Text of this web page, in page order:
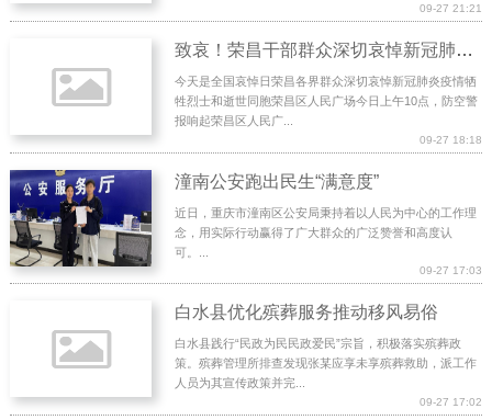
09-27 21:21
致哀！荣昌干部群众深切哀悼新冠肺炎疫情牺牲烈士和逝世同胞
今天是全国哀悼日荣昌各界群众深切哀悼新冠肺炎疫情牺
牲烈士和逝世同胞荣昌区人民广场今日上午10点，防空警
报响起荣昌区人民广...
09-27 18:18
潼南公安跑出民生“满意度”
近日，重庆市潼南区公安局秉持着以人民为中心的工作理
念，用实际行动赢得了广大群众的广泛赞誉和高度认
可。...
09-27 17:03
白水县优化殡葬服务推动移风易俗
白水县践行“民政为民民政爱民”宗旨，积极落实殡葬政
策。殡葬管理所排查发现张某应享未享殡葬救助，派工作
人员为其宣传政策并完...
09-27 17:02